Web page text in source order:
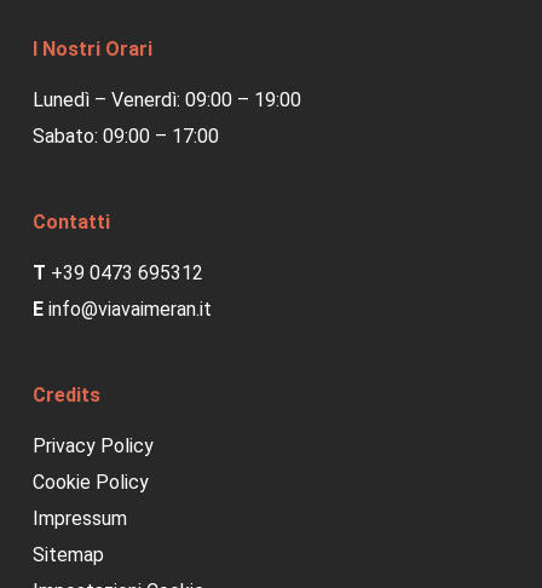
I Nostri Orari
Lunedì – Venerdì: 09:00 – 19:00
Sabato: 09:00 – 17:00
Contatti
T +39 0473 695312
E info@viavaimeran.it
Credits
Privacy Policy
Cookie Policy
Impressum
Sitemap